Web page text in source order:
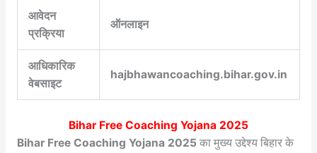
आवेदन
प्रक्रिया
ऑनलाइन
आधिकारिक
वेबसाइट
hajbhawancoaching.bihar.gov.in
Bihar Free Coaching Yojana 2025
Bihar Free Coaching Yojana 2025 का मुख्य उद्देश्य बिहार के